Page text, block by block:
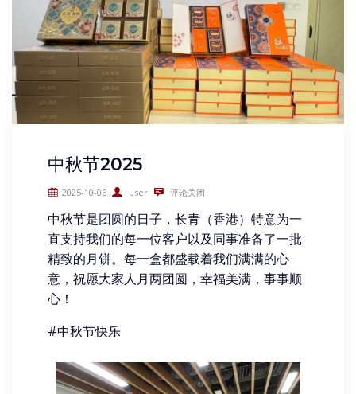
中秋节2025
2025-10-06 user 评论关闭
中秋节是团圆的日子，长青（香港）特意为一
直支持我们的每一位客户以及同事准备了一批
精致的月饼。每一盒都盛载着我们满满的心
意，祝愿大家人月两团圆，幸福美满，事事顺
心！
#中秋节快乐